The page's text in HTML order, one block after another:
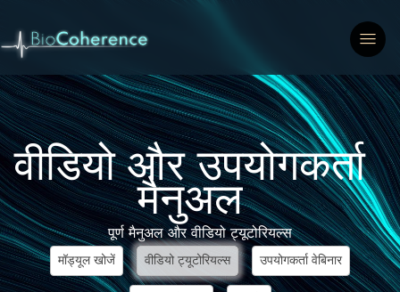
वीडियो और उपयोगकर्ता
मैनुअल
पूर्ण मैनुअल और वीडियो ट्यूटोरियल्स
मॉड्यूल खोजें वीडियो ट्यूटोरियल्स उपयोगकर्ता वेबिनार